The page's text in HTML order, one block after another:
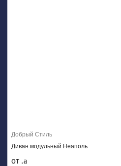
Добрый Стиль
Диван модульный Неаполь
от .